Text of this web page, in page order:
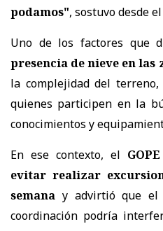
podamos", sostuvo desde
Uno de los factores que
presencia de nieve en las
la complejidad del
quienes participen en la
conocimientos y
En ese contexto, el
evitar realizar
semana y advirtió que el
coordinación podría